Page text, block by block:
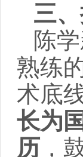
三
陈
熟练
术底
长为
历 ，